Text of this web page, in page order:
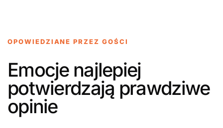
OPOWIEDZIANE PRZEZ GOŚCI
Emocje najlepiej
potwierdzają prawdziwe
opinie